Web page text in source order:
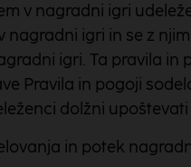
v nagradni igri
nagradni igri in se z
igri. Ta pravila
Pravila in pogoji
dolžni
in potek